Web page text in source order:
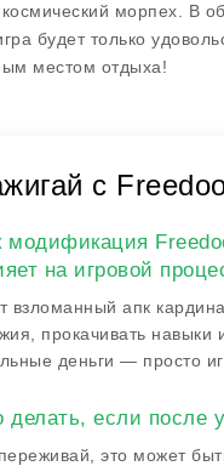
космический морпех. В
будет только
местом отдыха!
с
модификация
на игровой
взломанный апк
прокачивать навыки
деньги — просто
делать, если после
это может